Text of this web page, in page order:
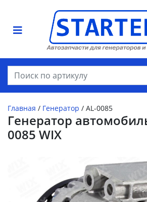
Главная / Генератор / AL-0085
Генератор
0085 WIX